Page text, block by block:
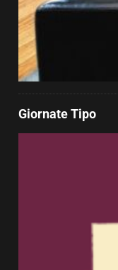
Giornate Tipo